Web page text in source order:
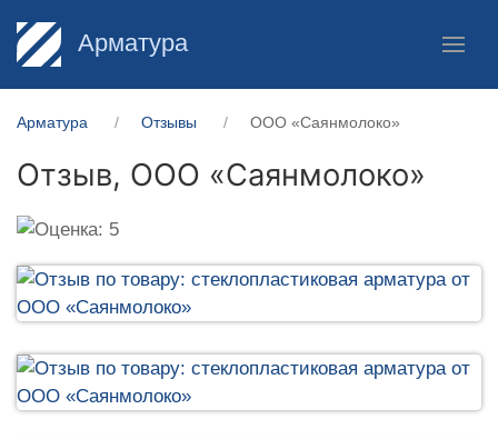
Арматура
Арматура Отзывы ООО «Саянмолоко»
Отзыв, ООО «Саянмолоко»